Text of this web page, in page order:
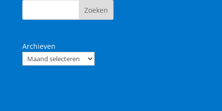
Archieven